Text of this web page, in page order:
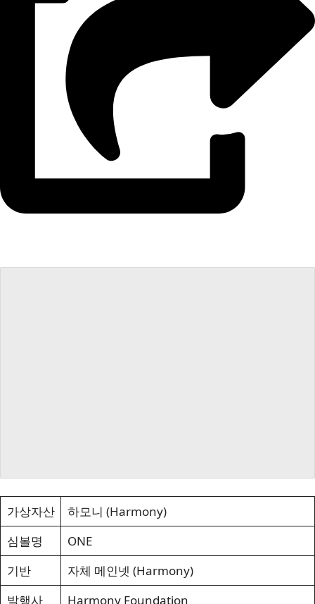
가상자산
하모니 (Harmony)
심볼명
ONE
기반
자체 메인넷 (Harmony)
발행사
Harmony Foundation